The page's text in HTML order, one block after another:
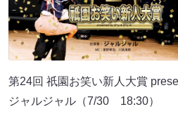
第24回 祇園お笑い新人大賞
ジャルジャル（7/30 18:30）